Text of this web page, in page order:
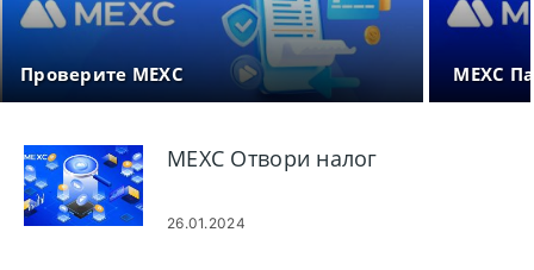
Проверите MEXC MEXC
MEXC Отвори налог
26.01.2024